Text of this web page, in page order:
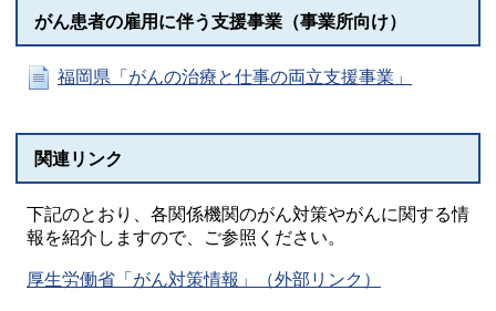
がん患者の雇用に伴う支援事業（事業所向け）
福岡県「がんの治療と仕事の両立支援事業」
関連リンク
下記のとおり、各関係機関のがん対策やがんに関する情
報を紹介しますので、ご参照ください。
厚生労働省「がん対策情報」（外部リンク）